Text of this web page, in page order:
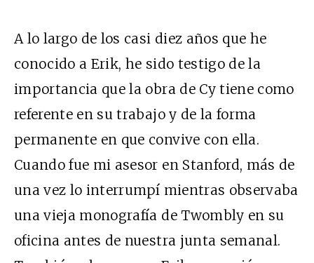
A lo largo de los casi diez años que he
conocido a Erik, he sido testigo de la
importancia que la obra de Cy tiene como
referente en su trabajo y de la forma
permanente en que convive con ella.
Cuando fue mi asesor en Stanford, más de
una vez lo interrumpí mientras observaba
una vieja monografía de Twombly en su
oficina antes de nuestra junta semanal.